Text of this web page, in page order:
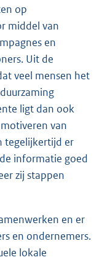
op
middel van
en
Uit de
veel mensen het
ligt dan ook
van
tegelijkertijd er
informatie goed
zij stappen
en er
en ondernemers.
lokale